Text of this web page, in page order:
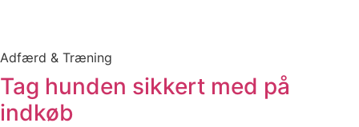
Adfærd & Træning
Tag hunden sikkert med på
indkøb